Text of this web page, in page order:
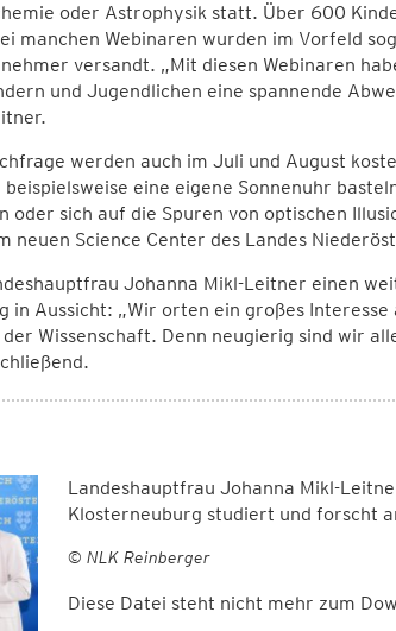
oder Astrophysik statt. Über 600
manchen Webinaren wurden im Vorfeld
versandt. „Mit diesen Webinaren
und Jugendlichen eine spannende
werden auch im Juli und August
eine eigene Sonnenuhr
oder sich auf die Spuren von optischen
neuen Science Center des Landes
Johanna Mikl-Leitner einen
in Aussicht: „Wir orten ein großes Interesse
Wissenschaft. Denn neugierig sind wir
Landeshauptfrau Johanna Mikl-
Klosterneuburg studiert und forscht
© NLK Reinberger
Diese Datei steht nicht mehr zum